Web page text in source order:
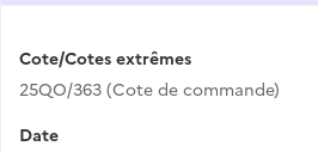
Cote/Cotes extrêmes
25QO/363 (Cote de commande)
Date